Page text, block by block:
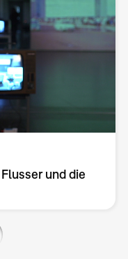
und die